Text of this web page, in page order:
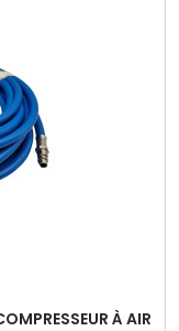
À AIR